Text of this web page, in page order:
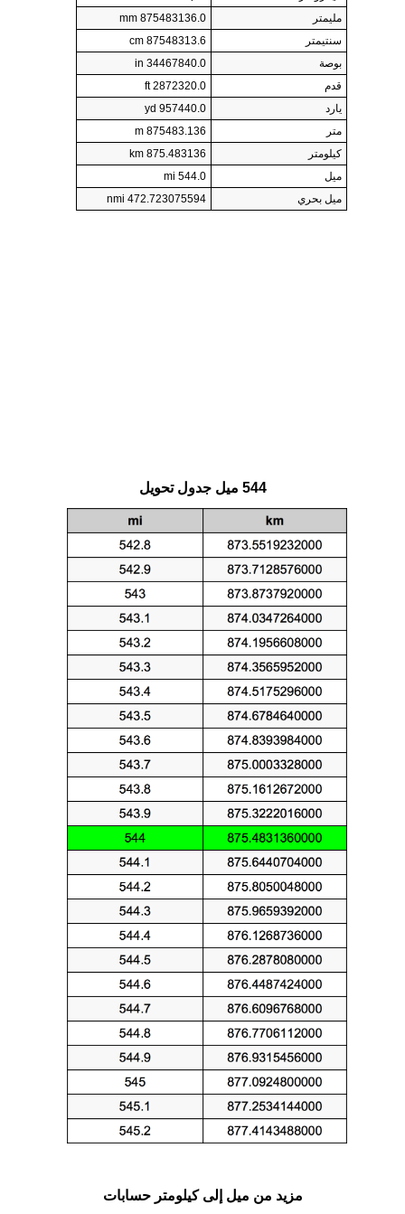
مليمتر
875483136.0 mm
سنتيمتر
87548313.6 cm
بوصة
34467840.0 in
قدم
2872320.0 ft
يارد
957440.0 yd
متر
875483.136 m
كيلومتر
875.483136 km
ميل
544.0 mi
ميل بحري
472.723075594 nmi
544 ميل جدول تحويل
مزيد من ميل إلى كيلومتر حسابات